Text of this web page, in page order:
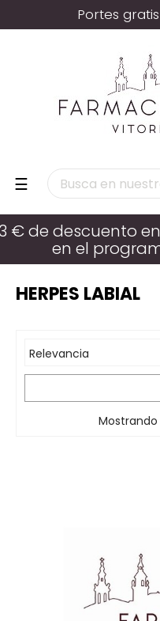
Portes
Navegación
palanca
☰
€ de descuento
en el
HERPES LABIAL
Relevancia